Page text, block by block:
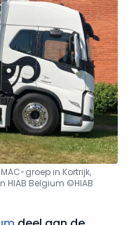
groep in Kortrijk,
HIAB Belgium ©HIAB